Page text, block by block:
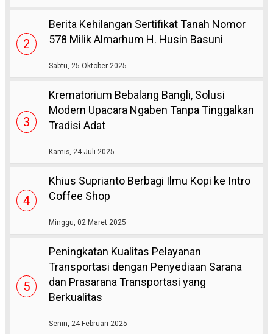
2
Berita Kehilangan Sertifikat Tanah Nomor
578 Milik Almarhum H. Husin Basuni
Sabtu, 25 Oktober 2025
3
Krematorium Bebalang Bangli, Solusi
Modern Upacara Ngaben Tanpa Tinggalkan
Tradisi Adat
Kamis, 24 Juli 2025
4
Khius Suprianto Berbagi Ilmu Kopi ke Intro
Coffee Shop
Minggu, 02 Maret 2025
5
Peningkatan Kualitas Pelayanan
Transportasi dengan Penyediaan Sarana
dan Prasarana Transportasi yang
Berkualitas
Senin, 24 Februari 2025